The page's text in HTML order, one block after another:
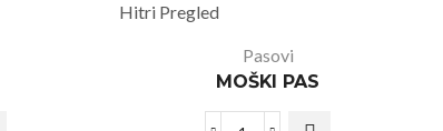
Hitri Pregled
Pasovi
MOŠKI PAS